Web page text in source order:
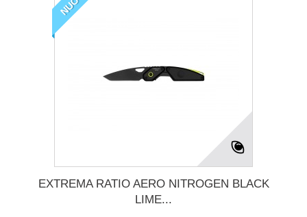
EXTREMA RATIO AERO NITROGEN BLACK
LIME...